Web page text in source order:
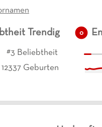
Trendig
#3 Beliebtheit
12337 Geburten
o